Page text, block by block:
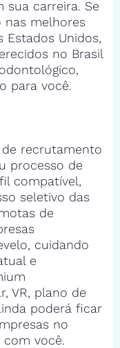
sua carreira. Se
melhores
Estados Unidos,
no Brasil
para você.
recrutamento
processo de
compatível,
seletivo das
de
cuidando
e
VR, plano de
poderá ficar
no
você.